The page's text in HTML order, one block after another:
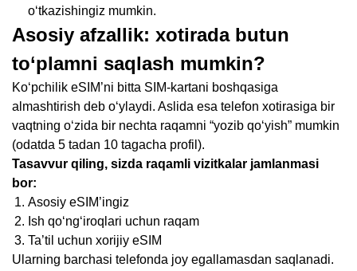
o‘tkazishingiz mumkin.
Asosiy afzallik: xotirada butun
to‘plamni saqlash mumkin?
Ko‘pchilik eSIM’ni bitta SIM-kartani boshqasiga
almashtirish deb o‘ylaydi. Aslida esa telefon xotirasiga bir
vaqtning o‘zida bir nechta raqamni “yozib qo‘yish” mumkin
(odatda 5 tadan 10 tagacha profil).
Tasavvur qiling, sizda raqamli vizitkalar jamlanmasi
bor:
Asosiy eSIM’ingiz
Ish qo‘ng‘iroqlari uchun raqam
Ta’til uchun xorijiy eSIM
Ularning barchasi telefonda joy egallamasdan saqlanadi.